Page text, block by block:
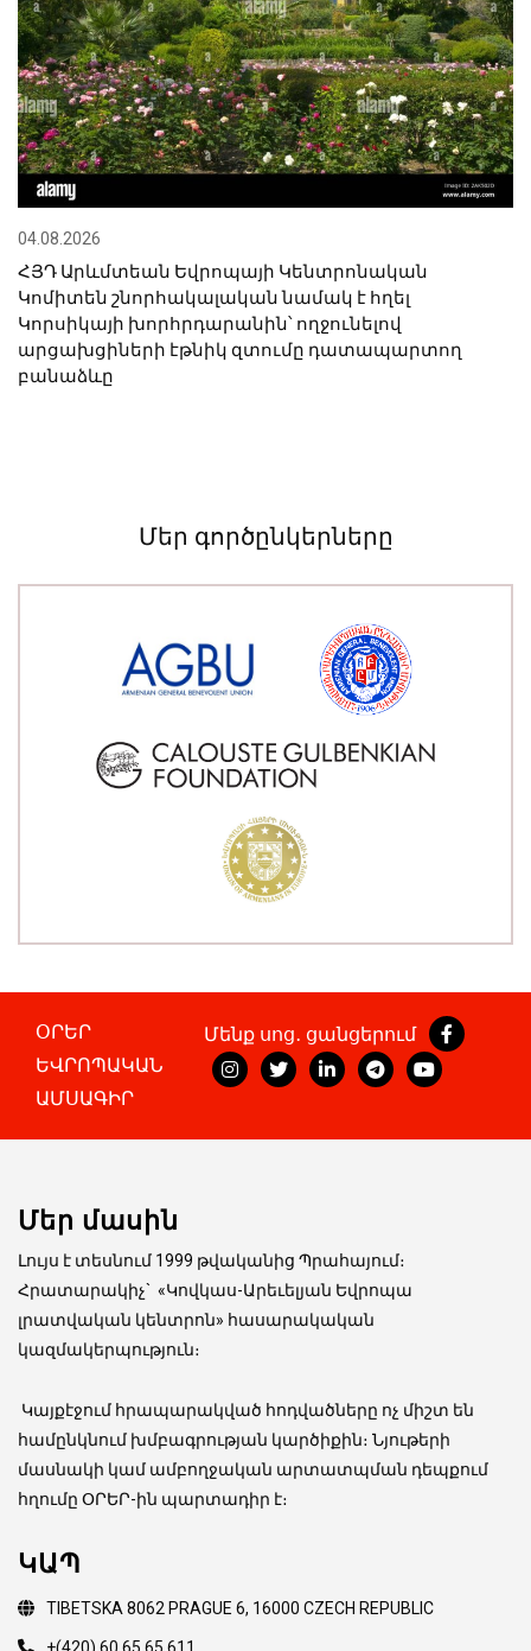
04.08.2026
ՀՅԴ Արևմտեան Եվրոպայի Կենտրոնական
Կոմիտեն շնորհակալական նամակ է հղել
Կորսիկայի խորհրդարանին՝ ողջունելով
արցախցիների էթնիկ զտումը դատապարտող
բանաձևը
Մեր գործընկերները
ՕՐԵՐ
ԵՎՐՈՊԱԿԱՆ
ԱՄՍԱԳԻՐ
Մենք սոց․ ցանցերում
Մեր մասին
Լույս է տեսնում 1999 թվականից Պրահայում։
Հրատարակիչ` «Կովկաս-Արեւելյան Եվրոպա
լրատվական կենտրոն» հասարակական
կազմակերպություն։
Կայքէջում հրապարակված հոդվածները ոչ միշտ են
համընկնում խմբագրության կարծիքին։ Նյութերի
մասնակի կամ ամբողջական արտատպման դեպքում
հղումը ՕՐԵՐ-ին պարտադիր է։
ԿԱՊ
TIBETSKA 8062 PRAGUE 6, 16000 CZECH REPUBLIC